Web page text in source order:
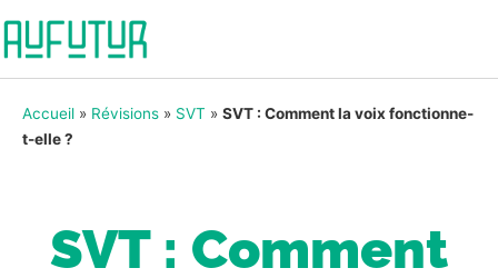
Accueil » Révisions » SVT » SVT : Comment la voix fonctionne-
t-elle ?
SVT : Comment